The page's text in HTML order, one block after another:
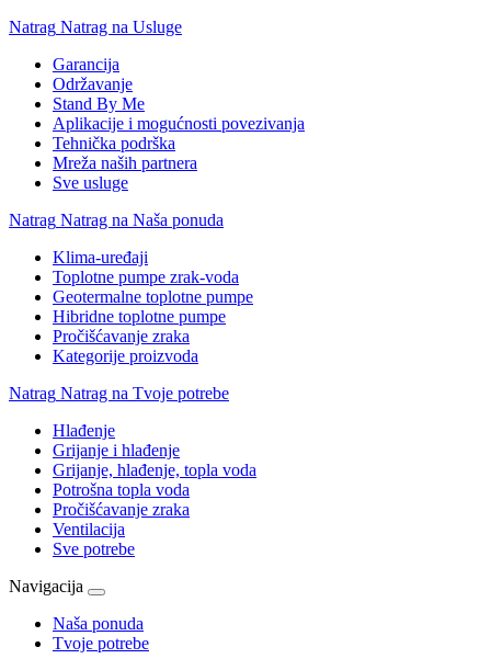
Natrag Natrag na Usluge
Garancija
Održavanje
Stand By Me
Aplikacije i mogućnosti povezivanja
Tehnička podrška
Mreža naših partnera
Sve usluge
Natrag Natrag na Naša ponuda
Klima-uređaji
Toplotne pumpe zrak-voda
Geotermalne toplotne pumpe
Hibridne toplotne pumpe
Pročišćavanje zraka
Kategorije proizvoda
Natrag Natrag na Tvoje potrebe
Hlađenje
Grijanje i hlađenje
Grijanje, hlađenje, topla voda
Potrošna topla voda
Pročišćavanje zraka
Ventilacija
Sve potrebe
Navigacija
Naša ponuda
Tvoje potrebe